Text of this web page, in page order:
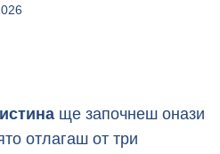
ще започнеш онази
отлагаш от три